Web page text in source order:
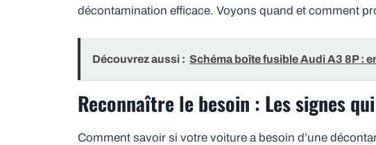
décontamination efficace. Voyons quand et comment
Découvrez aussi : Schéma boîte fusible Audi A3 8P :
Reconnaître le besoin : Les signes
Comment savoir si votre voiture a besoin d’une